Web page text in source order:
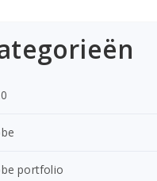
portfolio